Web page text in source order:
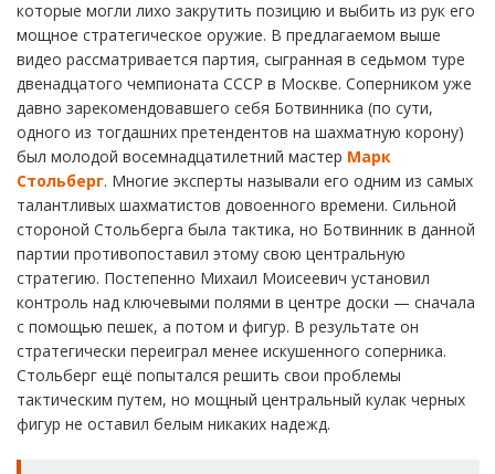
которые могли лихо закрутить позицию и выбить из рук его
мощное стратегическое оружие. В предлагаемом выше
видео рассматривается партия, сыгранная в седьмом туре
двенадцатого чемпионата СССР в Москве. Соперником уже
давно зарекомендовавшего себя Ботвинника (по сути,
одного из тогдашних претендентов на шахматную корону)
был молодой восемнадцатилетний мастер Марк
Стольберг. Многие эксперты называли его одним из самых
талантливых шахматистов довоенного времени. Сильной
стороной Стольберга была тактика, но Ботвинник в данной
партии противопоставил этому свою центральную
стратегию. Постепенно Михаил Моисеевич установил
контроль над ключевыми полями в центре доски — сначала
с помощью пешек, а потом и фигур. В результате он
стратегически переиграл менее искушенного соперника.
Стольберг ещё попытался решить свои проблемы
тактическим путем, но мощный центральный кулак черных
фигур не оставил белым никаких надежд.